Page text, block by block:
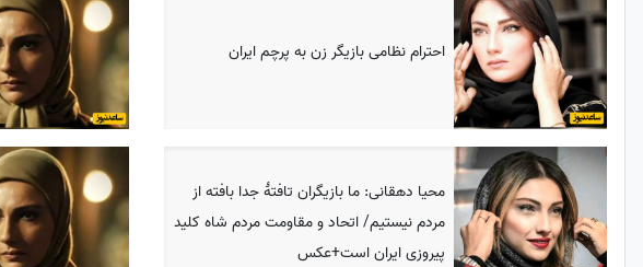
احترام نظامی بازیگر زن به پرچم ایران
محیا دهقانی: ما بازیگران تافتهٔ جدا بافته از
مردم نیستیم/ اتحاد و مقاومت مردم شاه کلید
پیروزی ایران است+عکس